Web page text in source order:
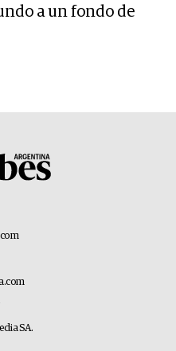
a un fondo de
SA.